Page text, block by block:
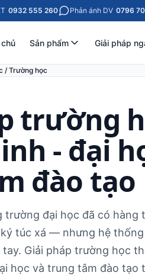
0932 555 260 Phản ánh DV 0796
Sản phẩm Giải pháp
/ Trường học
trường
- đại
đào tạo
trường đại học đã có hàng
túc xá — nhưng hệ
tay. Giải pháp trường học
học và trung tâm đào tạo